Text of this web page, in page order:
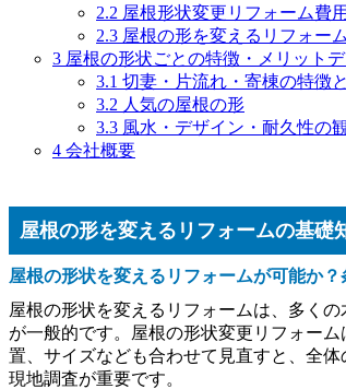
2.2 屋根形状変更リフォーム費
2.3 屋根の形を変えるリフォー
3 屋根の形状ごとの特徴・メリット
3.1 切妻・片流れ・寄棟の特徴
3.2 人気の屋根の形
3.3 風水・デザイン・耐久性の
4 会社概要
屋根の形を変えるリフォームの基礎
屋根の形状を変えるリフォームが可能か
屋根の形状を変えるリフォームは、多く
が一般的です。屋根の形状変更リフォー
置、サイズなども合わせて見直すと、全
現地調査が重要です。